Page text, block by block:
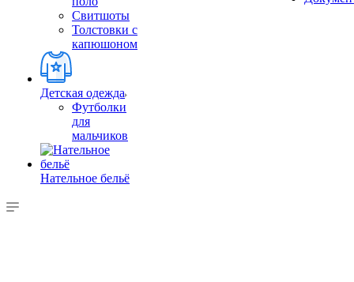
Свитшоты
Толстовки с
капюшоном
Детская одежда
Футболки
для
мальчиков
Нательное бельё